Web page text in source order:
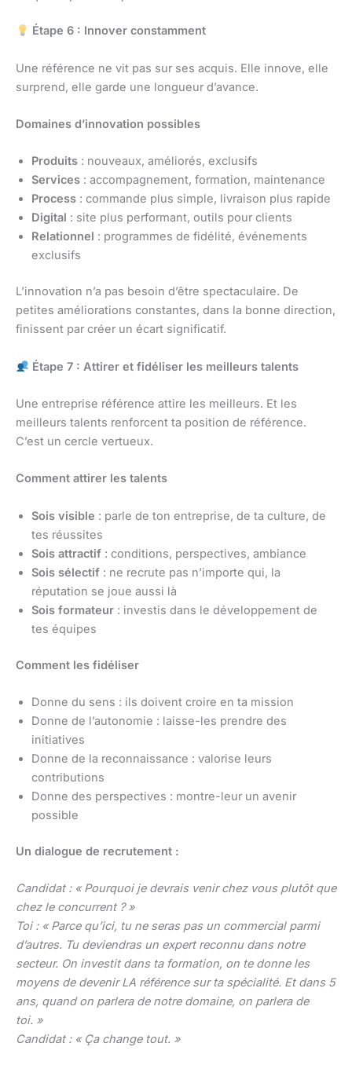
Étape 6 : Innover constamment
Une référence ne vit pas sur ses acquis. Elle innove, elle
surprend, elle garde une longueur d’avance.
Domaines d’innovation possibles
Produits : nouveaux, améliorés, exclusifs
Services : accompagnement, formation, maintenance
Process : commande plus simple, livraison plus rapide
Digital : site plus performant, outils pour clients
Relationnel : programmes de fidélité, événements
exclusifs
L’innovation n’a pas besoin d’être spectaculaire. De
petites améliorations constantes, dans la bonne direction,
finissent par créer un écart significatif.
Étape 7 : Attirer et fidéliser les meilleurs talents
Une entreprise référence attire les meilleurs. Et les
meilleurs talents renforcent ta position de référence.
C’est un cercle vertueux.
Comment attirer les talents
Sois visible : parle de ton entreprise, de ta culture, de
tes réussites
Sois attractif : conditions, perspectives, ambiance
Sois sélectif : ne recrute pas n’importe qui, la
réputation se joue aussi là
Sois formateur : investis dans le développement de
tes équipes
Comment les fidéliser
Donne du sens : ils doivent croire en ta mission
Donne de l’autonomie : laisse-les prendre des
initiatives
Donne de la reconnaissance : valorise leurs
contributions
Donne des perspectives : montre-leur un avenir
possible
Un dialogue de recrutement :
Candidat : « Pourquoi je devrais venir chez vous plutôt que
chez le concurrent ? »
Toi : « Parce qu’ici, tu ne seras pas un commercial parmi
d’autres. Tu deviendras un expert reconnu dans notre
secteur. On investit dans ta formation, on te donne les
moyens de devenir LA référence sur ta spécialité. Et dans 5
ans, quand on parlera de notre domaine, on parlera de
toi. »
Candidat : « Ça change tout. »